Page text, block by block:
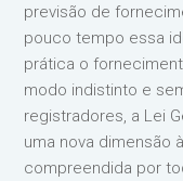
previsão de
pouco tempo essa
prática o
modo indistinto e
registradores, a Lei
uma nova dimensão
compreendida por